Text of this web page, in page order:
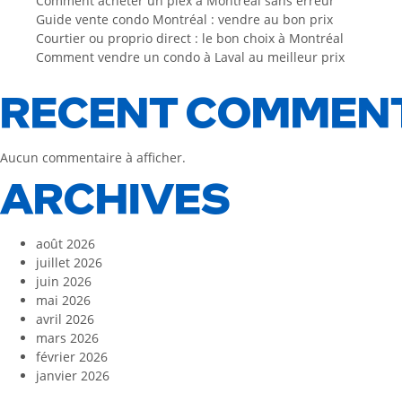
Guide vente condo Montréal : vendre au bon prix
Courtier ou proprio direct : le bon choix à Montréal
Comment vendre un condo à Laval au meilleur prix
RECENT
Aucun commentaire à afficher.
ARCHIVES
août 2026
juillet 2026
juin 2026
mai 2026
avril 2026
mars 2026
février 2026
janvier 2026